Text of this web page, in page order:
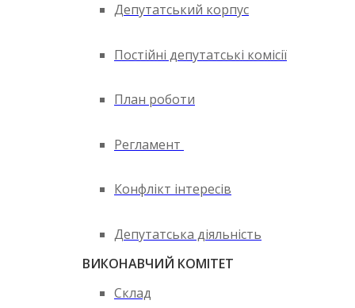
Депутатський корпус
Постійні депутатські комісії
План роботи
Регламент
Конфлікт інтересів
Депутатська діяльність
ВИКОНАВЧИЙ КОМІТЕТ
Склад